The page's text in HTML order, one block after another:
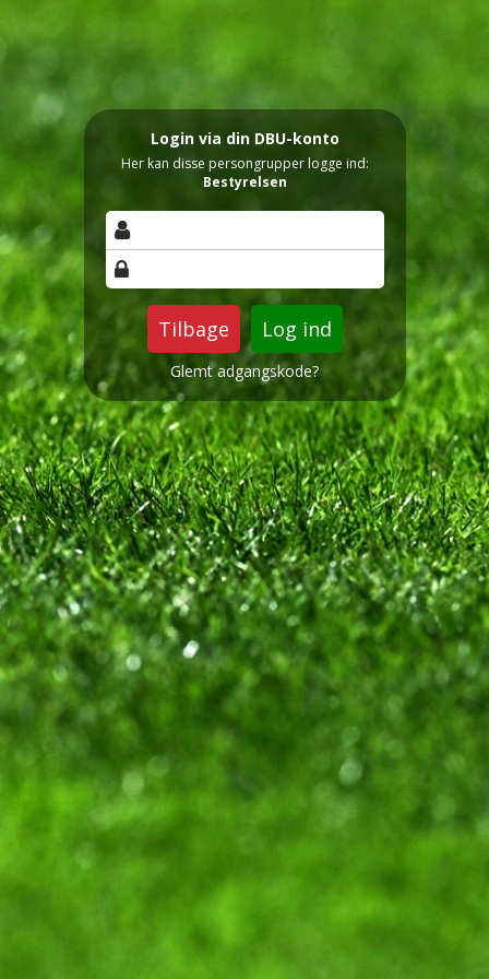
Login via din DBU-konto
Her kan disse persongrupper logge ind:
Bestyrelsen
Tilbage
Glemt adgangskode?